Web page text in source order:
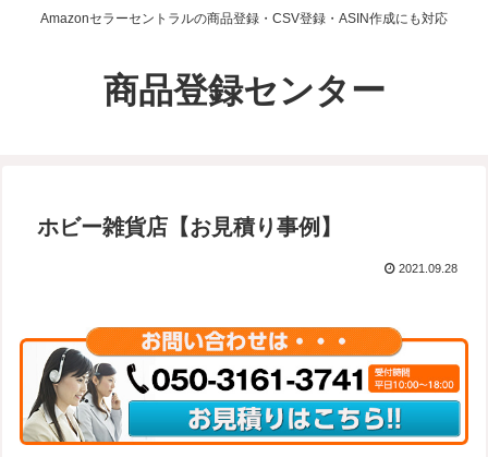
Amazonセラーセントラルの商品登録・CSV登録・ASIN作成にも対応
商品登録センター
ホビー雑貨店【お見積り事例】
2021.09.28